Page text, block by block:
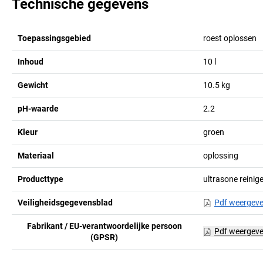
Technische gegevens
Toepassingsgebied roest oplossen
Inhoud 10
Gewicht 10.5 kg
pH-waarde 2.2
Kleur groen
Materiaal oplossing
Producttype ultrasone
Veiligheidsgegevensblad Pdf
Fabrikant / EU-verantwoordelijke persoon
(GPSR)
Pdf